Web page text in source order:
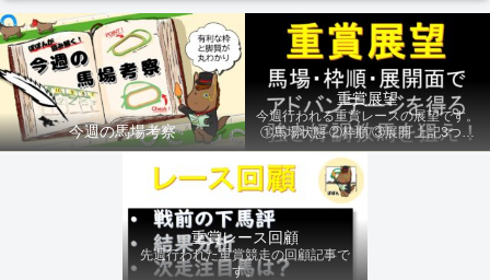
今週の馬場考察
重賞展望
今週行われる重賞レースの展望です。
①馬場状態 ②枠順 ③展開 上記3つの
ファクターから有利にレースを運べる
馬を導き、追い切りの動きを加味して
最終評価を下します。
重賞レース回顧
先週行われた重賞競走の回顧記事で
す。